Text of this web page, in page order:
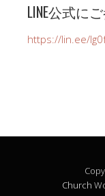
LINE公式に
https://lin.ee/
Church